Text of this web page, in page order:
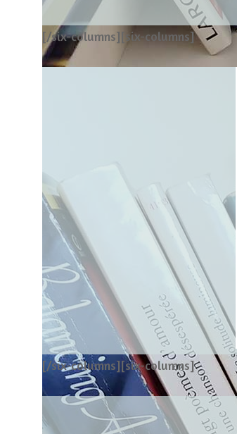
[/six-columns][six-columns]
[/six-columns][six-columns]